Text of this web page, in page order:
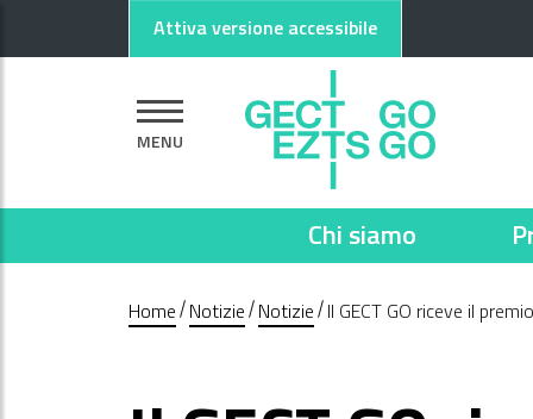
Attiva versione accessibile
MENU
Chi siamo
Home Notizie Notizie Il GECT GO riceve il